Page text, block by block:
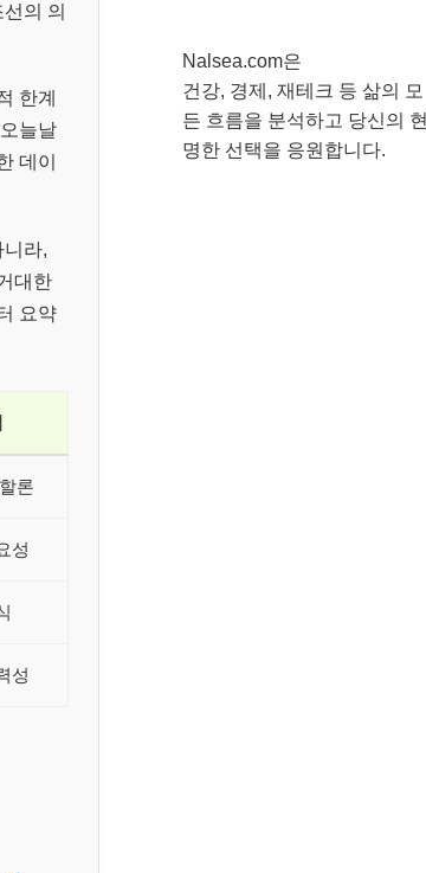
의 의
한계
늘날
데이
라,
대한
요약
론
성
성
Nalsea.com은
건강, 경제, 재테크 등 삶의 모
든 흐름을 분석하고 당신의 현
명한 선택을 응원합니다.